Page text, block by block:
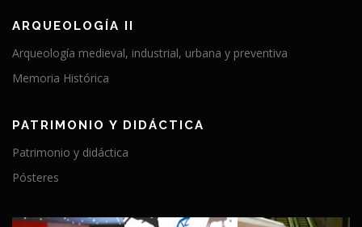
ARQUEOLOGÍA II
Arqueología medieval, industrial, urbana y preventiva
Memoria Histórica
PATRIMONIO Y DIDÁCTICA
Patrimonio y didáctica
Pósteres